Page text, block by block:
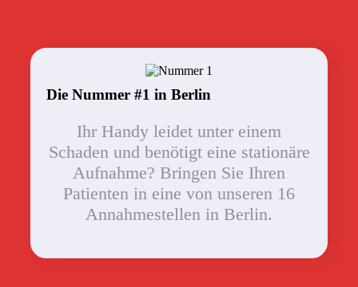
Die Nummer #1 in Berlin
Ihr Handy leidet unter einem
Schaden und benötigt eine stationäre
Aufnahme? Bringen Sie Ihren
Patienten in eine von unseren 16
Annahmestellen in Berlin.